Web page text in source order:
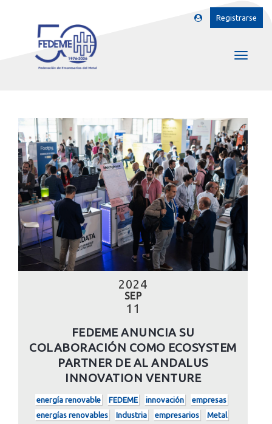
Registrarse
2024
SEP
11
FEDEME ANUNCIA SU
COLABORACIÓN COMO ECOSYSTEM
PARTNER DE AL ANDALUS
INNOVATION VENTURE
energía renovable FEDEME innovación
empresas
energías renovables
Industria empresarios
Metal